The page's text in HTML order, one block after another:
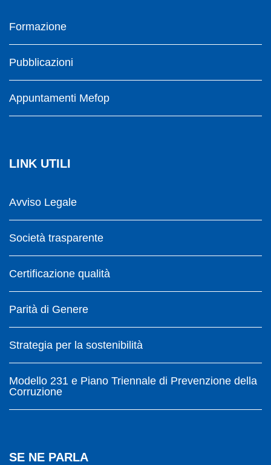
Formazione
Pubblicazioni
Appuntamenti Mefop
LINK UTILI
Avviso Legale
Società trasparente
Certificazione qualità
Parità di Genere
Strategia per la sostenibilità
Modello 231 e Piano Triennale di Prevenzione della
Corruzione
SE NE PARLA